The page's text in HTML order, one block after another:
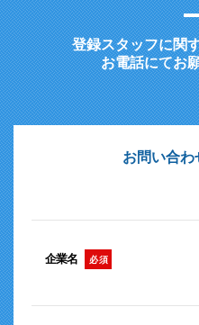
登録スタッフに関
お電話にてお
お問い合
企業名 必 須